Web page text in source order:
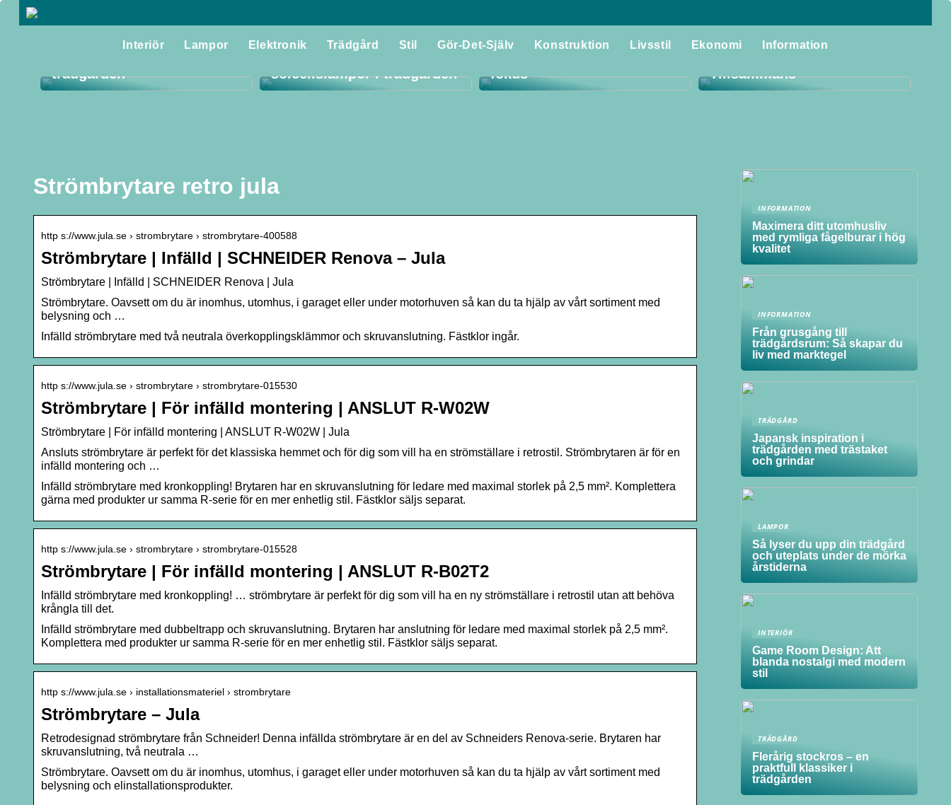
Interiör Lampor Elektronik Trädgård Stil Gör-Det-Själv Konstruktion Livsstil Ekonomi Information
Flerårig stockros – en
trädgården
solcellslampor i trädgården
Utforska världen av flaggor
fokus
Skapa Ett Rent och
Tillsammans
Strömbrytare retro jula
http s://www.jula.se › strombrytare › strombrytare-400588
Strömbrytare | Infälld | SCHNEIDER Renova – Jula
Strömbrytare | Infälld | SCHNEIDER Renova | Jula
Strömbrytare. Oavsett om du är inomhus, utomhus, i garaget eller under motorhuven så kan du ta hjälp av vårt sortiment med
belysning och …
Infälld strömbrytare med två neutrala överkopplingsklämmor och skruvanslutning. Fästklor ingår.
http s://www.jula.se › strombrytare › strombrytare-015530
Strömbrytare | För infälld montering | ANSLUT R-W02W
Strömbrytare | För infälld montering | ANSLUT R-W02W | Jula
Ansluts strömbrytare är perfekt för det klassiska hemmet och för dig som vill ha en strömställare i retrostil. Strömbrytaren är för en
infälld montering och …
Infälld strömbrytare med kronkoppling! Brytaren har en skruvanslutning för ledare med maximal storlek på 2,5 mm². Komplettera
gärna med produkter ur samma R-serie för en mer enhetlig stil. Fästklor säljs separat.
http s://www.jula.se › strombrytare › strombrytare-015528
Strömbrytare | För infälld montering | ANSLUT R-B02T2
Infälld strömbrytare med kronkoppling! … strömbrytare är perfekt för dig som vill ha en ny strömställare i retrostil utan att behöva
krångla till det.
Infälld strömbrytare med dubbeltrapp och skruvanslutning. Brytaren har anslutning för ledare med maximal storlek på 2,5 mm².
Komplettera med produkter ur samma R-serie för en mer enhetlig stil. Fästklor säljs separat.
http s://www.jula.se › installationsmateriel › strombrytare
Strömbrytare – Jula
Retrodesignad strömbrytare från Schneider! Denna infällda strömbrytare är en del av Schneiders Renova-serie. Brytaren har
skruvanslutning, två neutrala …
Strömbrytare. Oavsett om du är inomhus, utomhus, i garaget eller under motorhuven så kan du ta hjälp av vårt sortiment med
belysning och elinstallationsprodukter.
INFORMATION
Maximera ditt utomhusliv
med rymliga fågelburar i hög
kvalitet
INFORMATION
Från grusgång till
trädgårdsrum: Så skapar du
liv med marktegel
TRÄDGÅRD
Japansk inspiration i
trädgården med trästaket
och grindar
LAMPOR
Så lyser du upp din trädgård
och uteplats under de mörka
årstiderna
INTERIÖR
Game Room Design: Att
blanda nostalgi med modern
stil
TRÄDGÅRD
Flerårig stockros – en
praktfull klassiker i
trädgården